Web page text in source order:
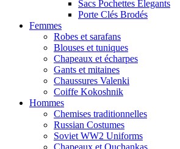
Sacs Pochettes Elegants
Porte Clés Brodés
Femmes
Robes et sarafans
Blouses et tuniques
Chapeaux et écharpes
Gants et mitaines
Chaussures Valenki
Coiffe Kokoshnik
Hommes
Chemises traditionnelles
Russian Costumes
Soviet WW2 Uniforms